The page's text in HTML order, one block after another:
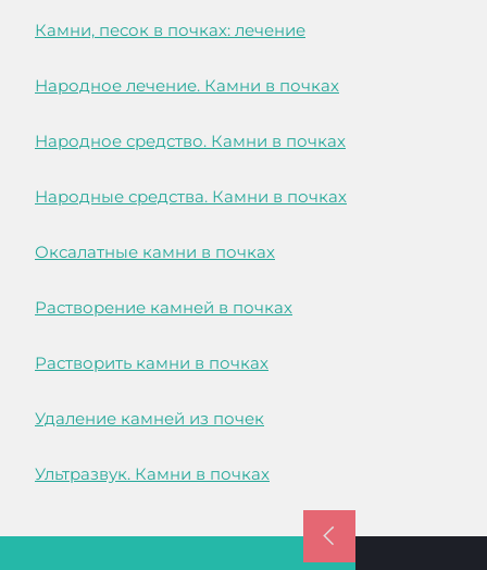
Камни, песок в почках: лечение
Народное лечение. Камни в почках
Народное средство. Камни в почках
Народные средства. Камни в почках
Оксалатные камни в почках
Растворение камней в почках
Растворить камни в почках
Удаление камней из почек
Ультразвук. Камни в почках